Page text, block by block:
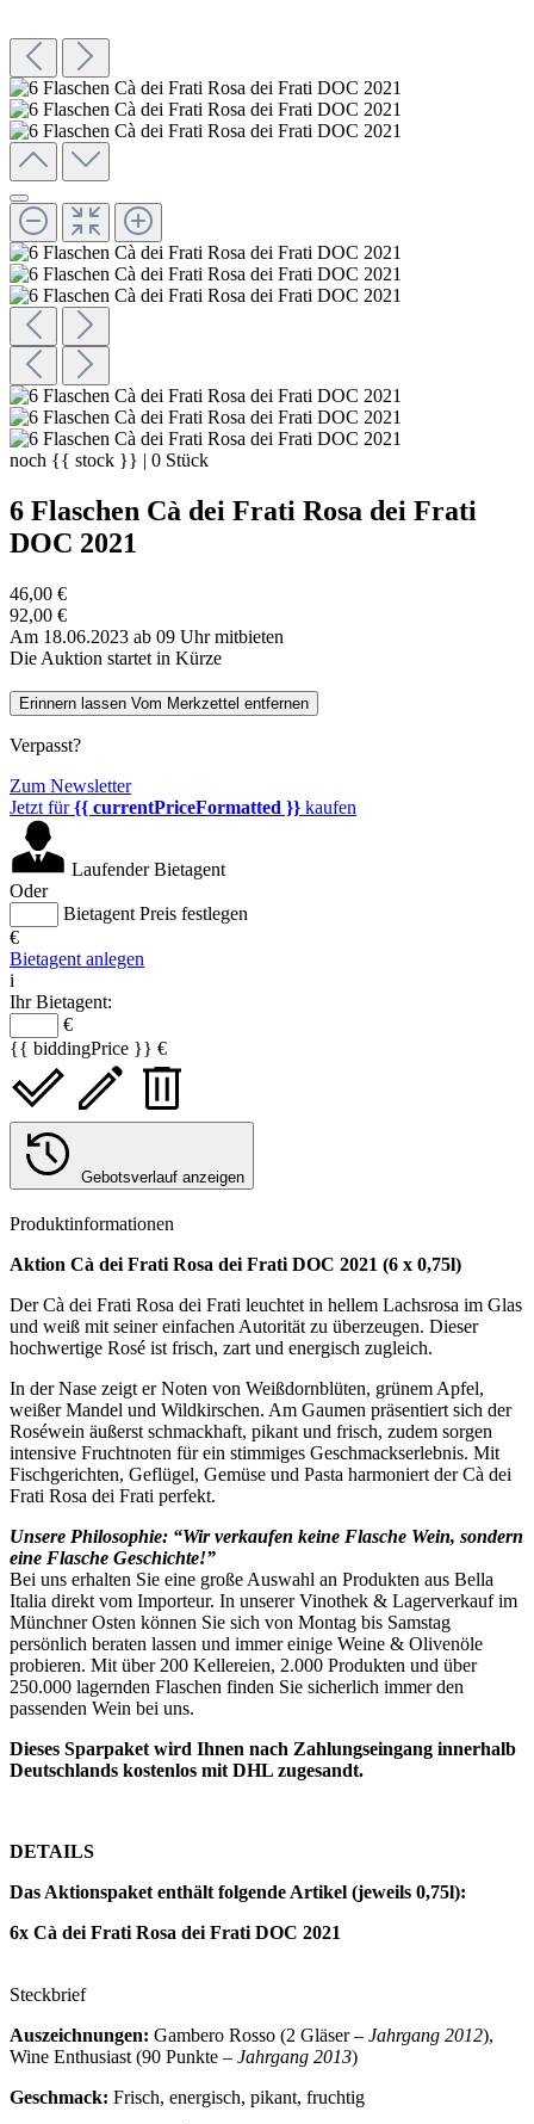
noch {{ stock }} | 0 Stück
6 Flaschen Cà dei Frati Rosa dei Frati
DOC 2021
46,00 €
92,00 €
Am 18.06.2023 ab 09 Uhr mitbieten
Die Auktion startet in Kürze
Erinnern lassen Vom Merkzettel entfernen
Verpasst?
Zum Newsletter
Jetzt für{{ currentPriceFormatted }} kaufen
Laufender Bietagent
Oder
Bietagent Preis festlegen
€
Bietagent anlegen
i
Ihr Bietagent:
€
{{ biddingPrice }} €
Gebotsverlauf anzeigen
Produktinformationen
Aktion Cà dei Frati Rosa dei Frati DOC 2021 (6 x 0,75l)
Der Cà dei Frati Rosa dei Frati leuchtet in hellem Lachsrosa im Glas
und weiß mit seiner einfachen Autorität zu überzeugen. Dieser
hochwertige Rosé ist frisch, zart und energisch zugleich.
In der Nase zeigt er Noten von Weißdornblüten, grünem Apfel,
weißer Mandel und Wildkirschen. Am Gaumen präsentiert sich der
Roséwein äußerst schmackhaft, pikant und frisch, zudem sorgen
intensive Fruchtnoten für ein stimmiges Geschmackserlebnis. Mit
Fischgerichten, Geflügel, Gemüse und Pasta harmoniert der Cà dei
Frati Rosa dei Frati perfekt.
Unsere Philosophie: “Wir verkaufen keine Flasche Wein, sondern
eine Flasche Geschichte!”
Bei uns erhalten Sie eine große Auswahl an Produkten aus Bella
Italia direkt vom Importeur. In unserer Vinothek & Lagerverkauf im
Münchner Osten können Sie sich von Montag bis Samstag
persönlich beraten lassen und immer einige Weine & Olivenöle
probieren. Mit über 200 Kellereien, 2.000 Produkten und über
250.000 lagernden Flaschen finden Sie sicherlich immer den
passenden Wein bei uns.
Dieses Sparpaket wird Ihnen nach Zahlungseingang innerhalb
Deutschlands kostenlos mit DHL zugesandt.
DETAILS
Das Aktionspaket enthält folgende Artikel (jeweils 0,75l):
6x Cà dei Frati Rosa dei Frati DOC 2021
Steckbrief
Auszeichnungen: Gambero Rosso (2 Gläser – Jahrgang 2012),
Wine Enthusiast (90 Punkte – Jahrgang 2013)
Geschmack: Frisch, energisch, pikant, fruchtig